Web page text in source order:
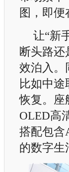
图，即
让“新
断头路还
效泊入。
比如中
恢复。座
OLED高
搭配包含
的数字生